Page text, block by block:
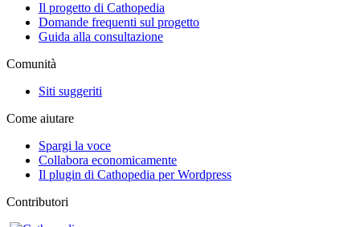
Il progetto di Cathopedia
Domande frequenti sul progetto
Guida alla consultazione
Comunità
Siti suggeriti
Come aiutare
Spargi la voce
Collabora economicamente
Il plugin di Cathopedia per Wordpress
Contributori